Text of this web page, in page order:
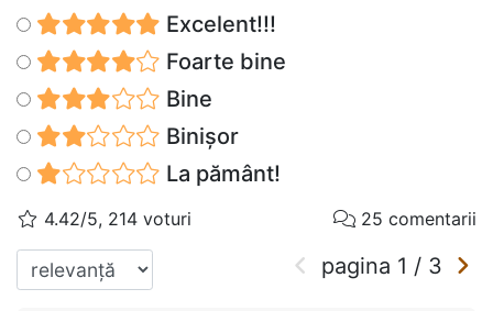
Excelent!!!
Foarte bine
Bine
Binișor
La pământ!
4.42/5, 214 voturi 25 comentarii
pagina 1 / 3